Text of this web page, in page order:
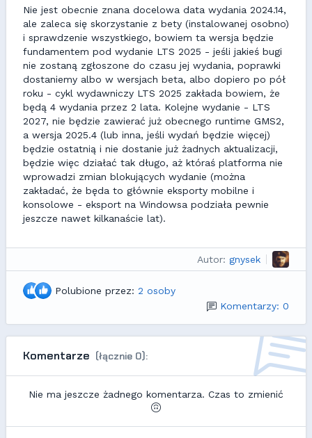
Nie jest obecnie znana docelowa data wydania 2024.14,
ale zaleca się skorzystanie z bety (instalowanej osobno)
i sprawdzenie wszystkiego, bowiem ta wersja będzie
fundamentem pod wydanie LTS 2025 - jeśli jakieś bugi
nie zostaną zgłoszone do czasu jej wydania, poprawki
dostaniemy albo w wersjach beta, albo dopiero po pół
roku - cykl wydawniczy LTS 2025 zakłada bowiem, że
będą 4 wydania przez 2 lata. Kolejne wydanie - LTS
2027, nie będzie zawierać już obecnego runtime GMS2,
a wersja 2025.4 (lub inna, jeśli wydań będzie więcej)
będzie ostatnią i nie dostanie już żadnych aktualizacji,
będzie więc działać tak długo, aż któraś platforma nie
wprowadzi zmian blokujących wydanie (można
zakładać, że będa to głównie eksporty mobilne i
konsolowe - eksport na Windowsa podziała pewnie
jeszcze nawet kilkanaście lat).
Autor: gnysek
Polubione przez: 2 osoby
Komentarzy: 0
Komentarze (łącznie 0):
Nie ma jeszcze żadnego komentarza. Czas to zmienić